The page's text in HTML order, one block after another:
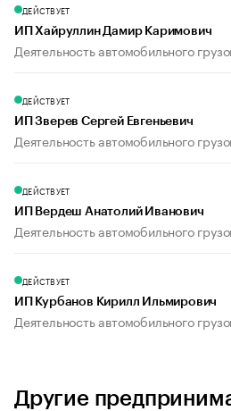
ДЕЙСТВУЕТ
ИП Хайруллин Дамир Каримович
Деятельность автомобильного
ДЕЙСТВУЕТ
ИП Зверев Сергей Евгеньевич
Деятельность автомобильного
ДЕЙСТВУЕТ
ИП Вердеш Анатолий Иванович
Деятельность автомобильного
ДЕЙСТВУЕТ
ИП Курбанов Кирилл Ильмирович
Деятельность автомобильного
Другие